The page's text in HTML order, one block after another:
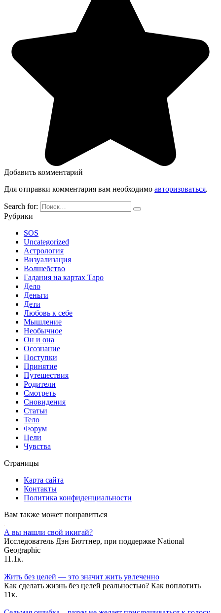
Добавить комментарий
Для отправки комментария вам необходимо авторизоваться.
Search for:
Рубрики
SOS
Uncategorized
Астрология
Визуализация
Волшебство
Гадания на картах Таро
Дело
Деньги
Дети
Любовь к себе
Мышление
Необычное
Он и она
Осознание
Поступки
Принятие
Путешествия
Родители
Смотреть
Сновидения
Статьи
Тело
Форум
Цели
Чувства
Страницы
Карта сайта
Контакты
Политика конфиденциальности
Вам также может понравиться
А вы нашли свой икигай?
Исследователь Дэн Бюттнер, при поддержке National
Geographic
11.1к.
Жить без целей — это значит жить увлеченно
Как сделать жизнь без целей реальностью? Как воплотить
11к.